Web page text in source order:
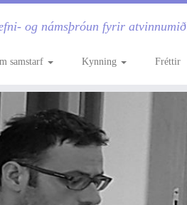
og námsþróun fyrir
samstarf Kynning Fréttir